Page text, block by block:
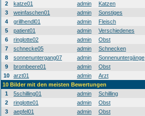
2
katze01 admin Katzen
3
weinfaschen01 admin Sonstiges
4
grillhendl01 admin Fleisch
5
patient01 admin Verschiedenes
6
ringlotte02 admin Obst
7
schnecke05 admin Schnecken
8
sonnenuntergang07 admin Sonnenuntergänge
9
brombeere01 admin Obst
10
arzt01 admin Arzt
10 Bilder mit den meisten Bewertungen
1
5schilling01 admin Schilling
2
ringlotte01 admin Obst
3
aepfel01 admin Obst